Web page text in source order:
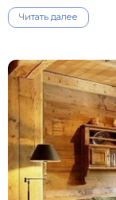
Читать далее